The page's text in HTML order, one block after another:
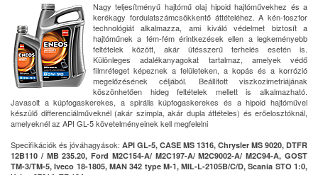
Nagy teljesítményű hajtómű olaj hipoid hajtóművekhez és a
kerékagy fordulatszámcsökkentő áttételéhez. A kén-foszfor
technológiát alkalmazza, ami kiváló védelmet biztosít a
hajtóműnek a fém-fém érintkezések ellen a legkeményebb
feltételek között, akár ütésszerű terhelés esetén is.
Különleges adalékanyagokat tartalmaz, amelyek védő
filmréteget képeznek a felületeken, a kopás és a korrózió
megelőzésének céljából. Beállított viszkozimetriájának
köszönhetően hideg feltételek mellett is alkalmazható.
Javasolt a kúpfogaskerekes, a spirális kúpfogaskerekes és a hipoid hajtóművel
készülő differenciálműveknél (akár szimpla, akár dupla áttételes) és erőelosztóknál,
amelyeknél az API GL-5 követelményeinek kell megfelelni
Specifikációk és jóváhagyások: API GL-5, CASE MS 1316, Chrysler MS 9020, DTFR
12B110 / MB 235.20, Ford M2C154-A/ M2C197-A/ M2C9002-A/ M2C94-A, GOST
TM-3/TM-5, Iveco 18-1805, MAN 342 type M-1, MIL-L-2105B/C/D, Scania STO 1:0,